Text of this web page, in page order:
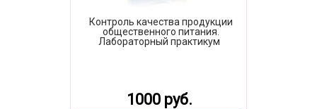
Контроль качества продукции
общественного питания.
Лабораторный практикум
1000 руб.